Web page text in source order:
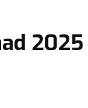
2025